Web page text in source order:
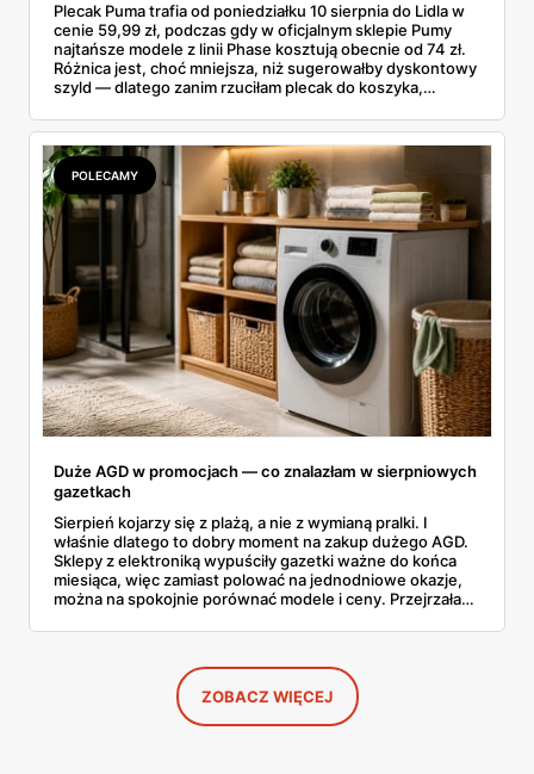
Plecak Puma trafia od poniedziałku 10 sierpnia do Lidla w
cenie 59,99 zł, podczas gdy w oficjalnym sklepie Pumy
najtańsze modele z linii Phase kosztują obecnie od 74 zł.
Różnica jest, choć mniejsza, niż sugerowałby dyskontowy
szyld — dlatego zanim rzuciłam plecak do koszyka,
rozpiska: co dokładnie sprzedaje Lidl, ile kosztują
odpowiedniki u producenta i komu ten zakup naprawdę
się opłaci.
POLECAMY
Duże AGD w promocjach — co znalazłam w sierpniowych
gazetkach
Sierpień kojarzy się z plażą, a nie z wymianą pralki. I
właśnie dlatego to dobry moment na zakup dużego AGD.
Sklepy z elektroniką wypuściły gazetki ważne do końca
miesiąca, więc zamiast polować na jednodniowe okazje,
można na spokojnie porównać modele i ceny. Przejrzałam
znalazłam, z cenami i terminami.
ZOBACZ WIĘCEJ